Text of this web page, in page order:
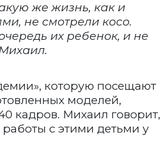
же жизнь, как и
не смотрели косо.
их ребенок, и не
которую посещают
моделей,
кадров. Михаил говорит,
с этими детьми у